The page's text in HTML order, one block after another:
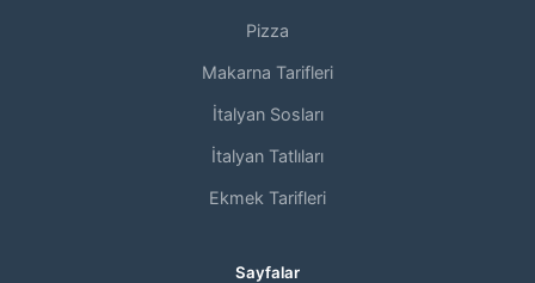
Pizza
Makarna Tarifleri
İtalyan Sosları
İtalyan Tatlıları
Ekmek Tarifleri
Sayfalar